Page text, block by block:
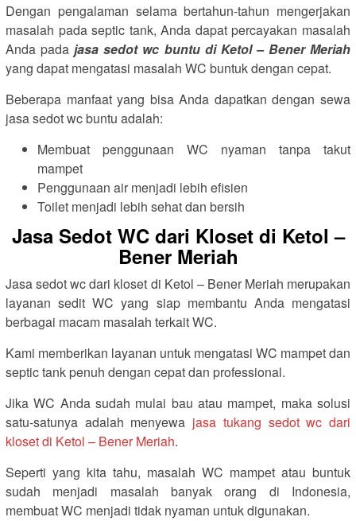
Dengan pengalaman selama bertahun-tahun mengerjakan
masalah pada septic tank, Anda dapat percayakan masalah
Anda padajasa sedot wc buntu di Ketol – Bener Meriah
yang dapat mengatasi masalah WC buntuk dengan cepat.
Beberapa manfaat yang bisa Anda dapatkan dengan sewa
jasa sedot wc buntu adalah:
Membuat penggunaan WC nyaman tanpa takut
mampet
Penggunaan air menjadi lebih efisien
Toilet menjadi lebih sehat dan bersih
Jasa Sedot WC dari Kloset di Ketol –
Bener Meriah
Jasa sedot wc dari kloset di Ketol – Bener Meriah merupakan
layanan sedit WC yang siap membantu Anda mengatasi
berbagai macam masalah terkait WC.
Kami memberikan layanan untuk mengatasi WC mampet dan
septic tank penuh dengan cepat dan professional.
Jika WC Anda sudah mulai bau atau mampet, maka solusi
satu-satunya adalah menyewa jasa tukang sedot wc dari
kloset di Ketol – Bener Meriah.
Seperti yang kita tahu, masalah WC mampet atau buntuk
sudah menjadi masalah banyak orang di Indonesia,
membuat WC menjadi tidak nyaman untuk digunakan.